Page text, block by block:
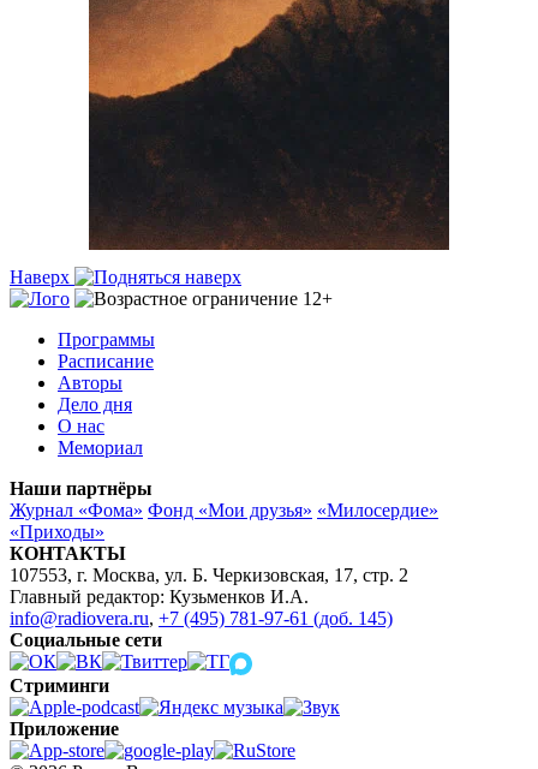
Наверх
Программы
Расписание
Авторы
Дело дня
О нас
Мемориал
Наши партнёры
Журнал «Фома» Фонд «Мои друзья» «Милосердие»
«Приходы»
КОНТАКТЫ
107553, г. Москва, ул. Б. Черкизовская, 17, стр. 2
Главный редактор: Кузьменков И.А.
info@radiovera.ru, +7 (495) 781-97-61 (доб. 145)
Социальные сети
Стриминги
Приложение